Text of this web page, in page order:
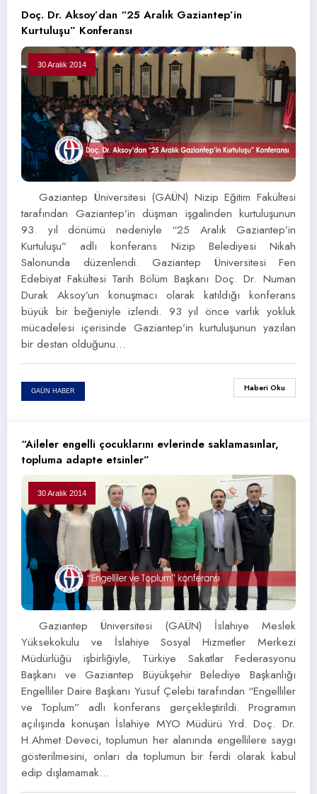
Doç. Dr. Aksoy’dan “25 Aralık Gaziantep’in
Kurtuluşu” Konferansı
30 Aralık 2014
Gaziantep Üniversitesi (GAÜN) Nizip Eğitim Fakültesi
tarafından Gaziantep’in düşman işgalinden kurtuluşunun
93. yıl dönümü nedeniyle “25 Aralık Gaziantep’in
Kurtuluşu” adlı konferans Nizip Belediyesi Nikah
Salonunda düzenlendi. Gaziantep Üniversitesi Fen
Edebiyat Fakültesi Tarih Bölüm Başkanı Doç. Dr. Numan
Durak Aksoy’un konuşmacı olarak katıldığı konferans
büyük bir beğeniyle izlendi. 93 yıl önce varlık yokluk
mücadelesi içerisinde Gaziantep’in kurtuluşunun yazılan
bir destan olduğunu…
GAÜN HABER Haberi Oku
“Aileler engelli çocuklarını evlerinde saklamasınlar,
topluma adapte etsinler”
30 Aralık 2014
Gaziantep Üniversitesi (GAÜN) İslahiye Meslek
Yüksekokulu ve İslahiye Sosyal Hizmetler Merkezi
Müdürlüğü işbirliğiyle, Türkiye Sakatlar Federasyonu
Başkanı ve Gaziantep Büyükşehir Belediye Başkanlığı
Engelliler Daire Başkanı Yusuf Çelebi tarafından “Engelliler
ve Toplum” adlı konferans gerçekleştirildi. Programın
açılışında konuşan İslahiye MYO Müdürü Yrd. Doç. Dr.
H.Ahmet Deveci, toplumun her alanında engellilere saygı
gösterilmesini, onları da toplumun bir ferdi olarak kabul
edip dışlamamak…